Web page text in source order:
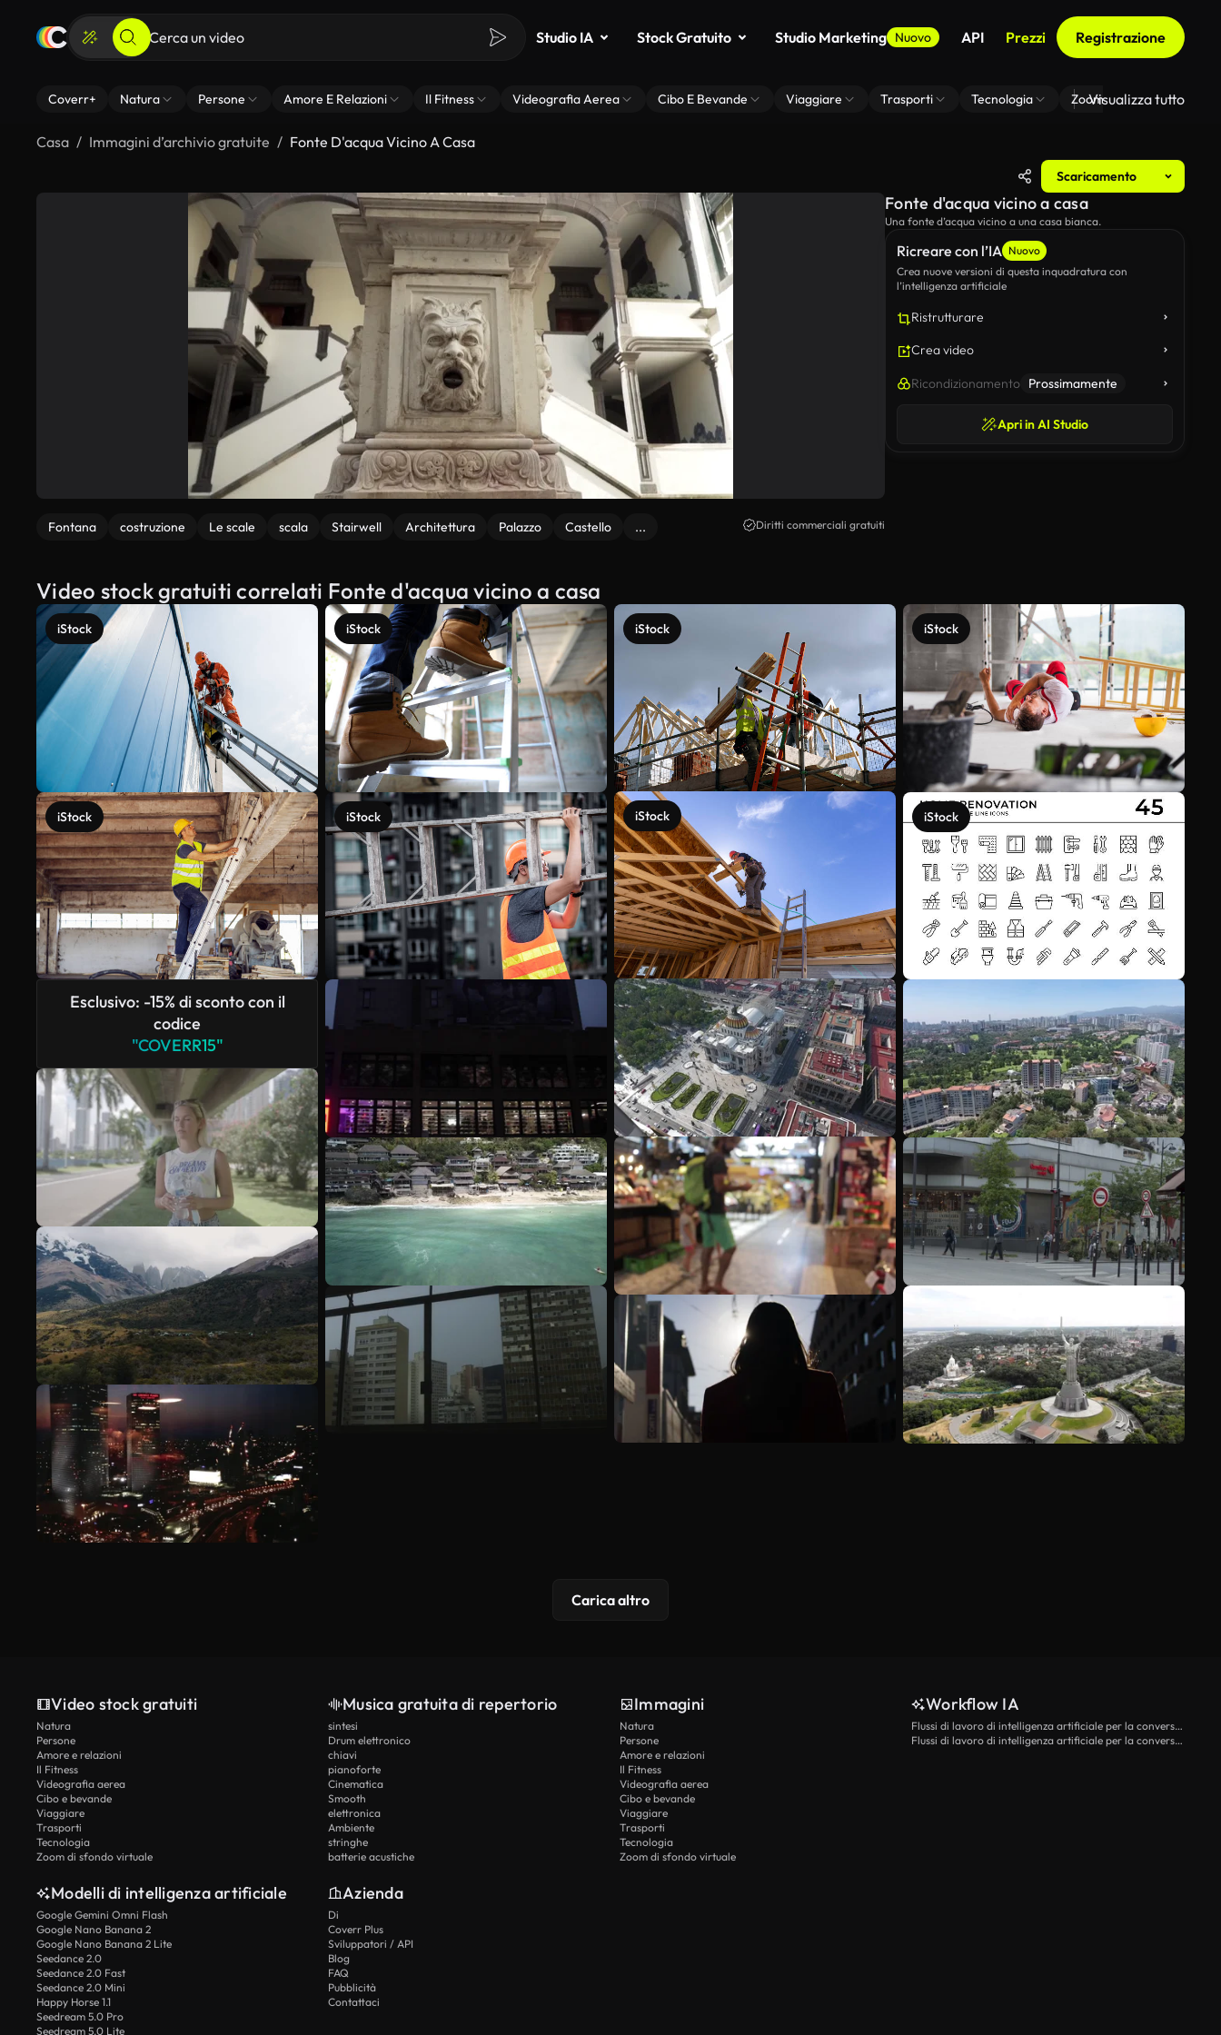
Studio IA Stock Gratuito Studio Marketing Nuovo API Prezzi Registrazione
Coverr+ Natura Persone Amore E Relazioni Il Fitness Videografia Aerea Cibo E Bevande Viaggiare Trasporti Tecnologia Zoom Di Sfondo Virtuale
Visualizza tutto
Casa Immagini d’archivio gratuite Fonte D'acqua Vicino A Casa
Scaricamento
Fontana costruzione Le scale scala Stairwell Architettura Palazzo Castello ... Diritti commerciali gratuiti
Ricreare con l’IA Nuovo
Crea nuove versioni di questa inquadratura con
l’intelligenza artificiale
Ristrutturare
Crea video
Ricondizionamento Prossimamente
Apri in AI Studio
Fonte d'acqua vicino a casa
Una fonte d’acqua vicino a una casa bianca.
Video stock gratuiti correlati Fonte d'acqua vicino a casa
iStock
iStock
Esclusivo: -15% di sconto con il
codice
"COVERR15"
iStock
iStock
iStock
iStock
iStock
iStock
Scopri di più
Carica altro
Video stock gratuiti
Natura
Persone
Amore e relazioni
Il Fitness
Videografia aerea
Cibo e bevande
Viaggiare
Trasporti
Tecnologia
Zoom di sfondo virtuale
Musica gratuita di repertorio
sintesi
Drum elettronico
chiavi
pianoforte
Cinematica
Smooth
elettronica
Ambiente
stringhe
batterie acustiche
Immagini
Natura
Persone
Amore e relazioni
Il Fitness
Videografia aerea
Cibo e bevande
Viaggiare
Trasporti
Tecnologia
Zoom di sfondo virtuale
Workflow IA
Flussi di lavoro di intelligenza artificiale per la conversione da testo a video
Flussi di lavoro di intelligenza artificiale per la conversione di immagini in video
Modelli di intelligenza artificiale
Google Gemini Omni Flash
Google Nano Banana 2
Google Nano Banana 2 Lite
Seedance 2.0
Seedance 2.0 Fast
Seedance 2.0 Mini
Happy Horse 1.1
Seedream 5.0 Pro
Seedream 5.0 Lite
Azienda
Di
Coverr Plus
Sviluppatori / API
Blog
FAQ
Pubblicità
Contattaci